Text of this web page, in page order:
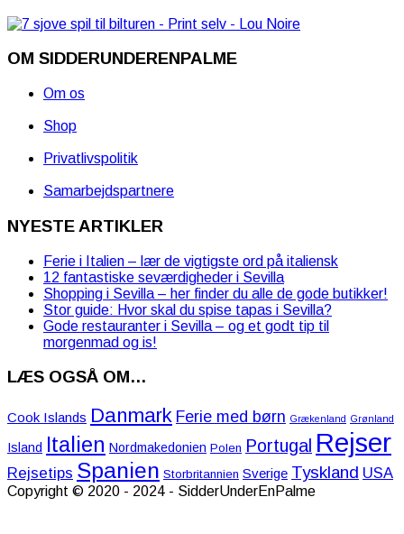
OM SIDDERUNDERENPALME
Om os
Shop
Privatlivspolitik
Samarbejdspartnere
NYESTE ARTIKLER
Ferie i Italien – lær de vigtigste ord på italiensk
12 fantastiske seværdigheder i Sevilla
Shopping i Sevilla – her finder du alle de gode butikker!
Stor guide: Hvor skal du spise tapas i Sevilla?
Gode restauranter i Sevilla – og et godt tip til
morgenmad og is!
LÆS OGSÅ OM…
Cook Islands Danmark Ferie med børn Grækenland Grønland
Island Italien Nordmakedonien Polen Portugal Rejser
Rejsetips Spanien Storbritannien Sverige Tyskland USA
Copyright © 2020 - 2024 - SidderUnderEnPalme